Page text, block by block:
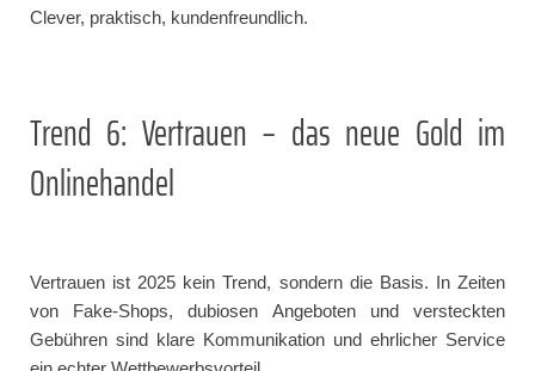
Clever, praktisch, kundenfreundlich.
Trend 6: Vertrauen – das neue Gold im
Onlinehandel
Vertrauen ist 2025 kein Trend, sondern die Basis. In Zeiten
von Fake-Shops, dubiosen Angeboten und versteckten
Gebühren sind klare Kommunikation und ehrlicher Service